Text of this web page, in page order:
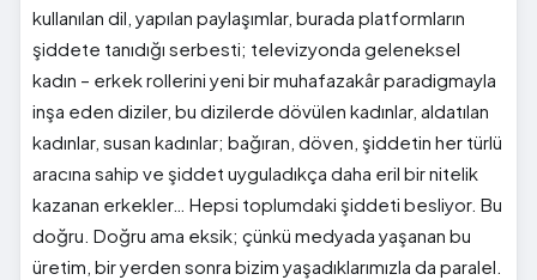
kullanılan dil, yapılan paylaşımlar, burada platformların
şiddete tanıdığı serbesti; televizyonda geleneksel
kadın – erkek rollerini yeni bir muhafazakâr paradigmayla
inşa eden diziler, bu dizilerde dövülen kadınlar, aldatılan
kadınlar, susan kadınlar; bağıran, döven, şiddetin her türlü
aracına sahip ve şiddet uyguladıkça daha eril bir nitelik
kazanan erkekler… Hepsi toplumdaki şiddeti besliyor. Bu
doğru. Doğru ama eksik; çünkü medyada yaşanan bu
üretim, bir yerden sonra bizim yaşadıklarımızla da paralel.